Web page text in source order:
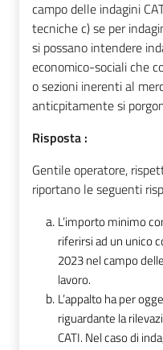
campo delle indagini
tecniche c) se per
si possano intendere
economico-sociali che
o sezioni inerenti al
anticpitamente si
Risposta :
Gentile operatore,
riportano le seguenti
L’importo minimo
riferirsi ad un unico
2023 nel campo
lavoro.
L’appalto ha per
riguardante la
CATI. Nel caso di